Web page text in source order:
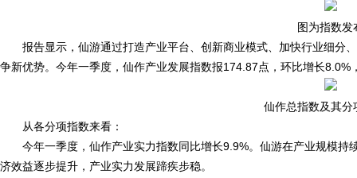
图为指数发
报告显示，仙游通过打造产业平台、创新商业模式、加快行业细分
争新优势。今年一季度，仙作产业发展指数报174.87点，环比增长8.0%
仙作总指数及其分
从各分项指数来看：
今年一季度，仙作产业实力指数同比增长9.9%。仙游在产业规模
济效益逐步提升，产业实力发展蹄疾步稳。